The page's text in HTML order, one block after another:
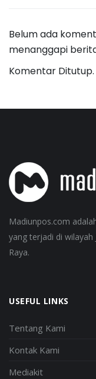
Belum ada
menanggapi
Komentar Ditutup.
Madiunpos.com
yang terjadi di wilayah
Raya.
USEFUL LINKS
Tentang Kami
Kontak Kami
Mediakit